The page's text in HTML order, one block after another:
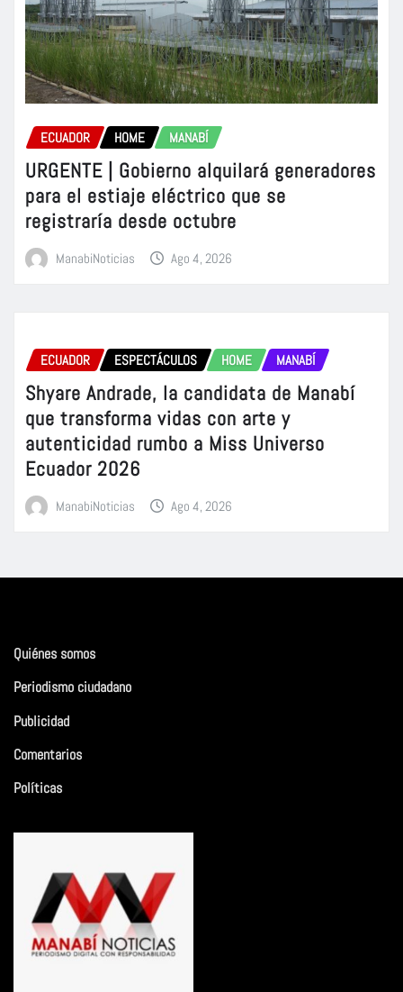
ECUADOR HOME MANABÍ
URGENTE | Gobierno alquilará generadores
para el estiaje eléctrico que se
registraría desde octubre
ManabiNoticias Ago 4, 2026
ECUADOR ESPECTÁCULOS HOME MANABÍ
Shyare Andrade, la candidata de Manabí
que transforma vidas con arte y
autenticidad rumbo a Miss Universo
Ecuador 2026
ManabiNoticias Ago 4, 2026
Quiénes somos
Periodismo ciudadano
Publicidad
Comentarios
Políticas